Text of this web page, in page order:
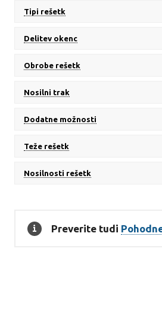
Tipi rešetk
Delitev okenc
Obrobe rešetk
Nosilni trak
Dodatne možnosti
Teže rešetk
Nosilnosti rešetk
Preverite tudi